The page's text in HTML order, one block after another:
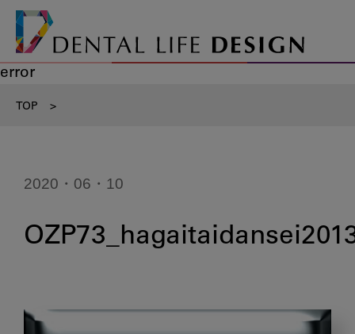
error
TOP >
2020・06・10